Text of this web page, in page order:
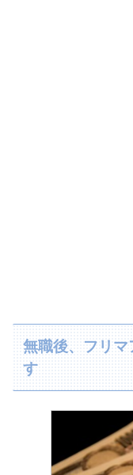
無職後、フリ
す